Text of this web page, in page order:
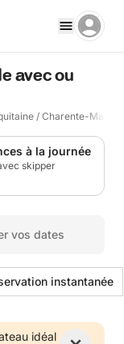
avec ou
/ Charente-
à la journée
skipper
vos dates
instantanée
idéal